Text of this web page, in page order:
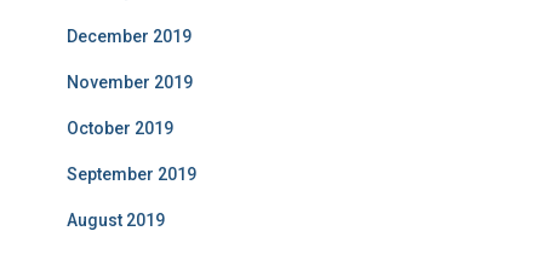
December 2019
November 2019
October 2019
September 2019
August 2019